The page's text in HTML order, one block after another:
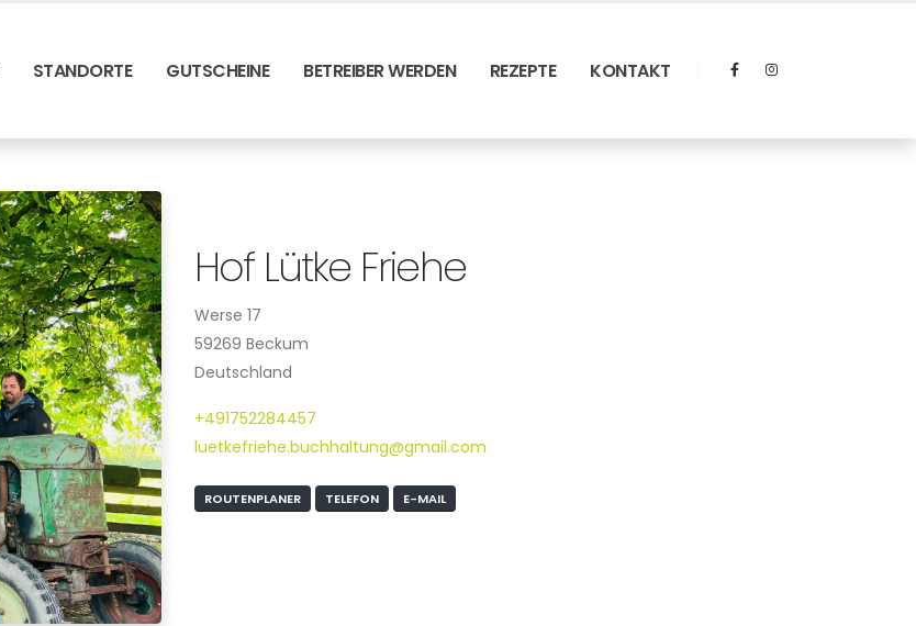
STANDORTE GUTSCHEINE BETREIBER WERDEN REZEPTE KONTAKT
Hof Lütke Friehe
Werse 17
59269 Beckum
Deutschland
+491752284457
luetkefriehe.buchhaltung@gmail.com
ROUTENPLANER TELEFON E-MAIL